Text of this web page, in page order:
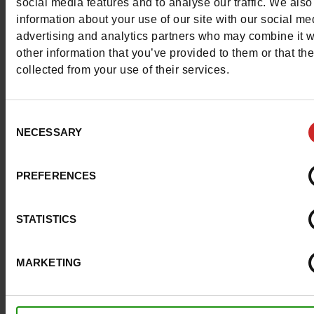
social media features and to analyse our traffic. We
information about your use of our site with our social
advertising and analytics partners who may combine it
other information that you’ve provided to them or that
collected from your use of their services.
Selection
NECESSARY
PREFERENCES
STATISTICS
MARKETING
Breedte van de Raad normal
Waterbestendig Neen
Eco-score B
Heel shape
Uitneembare zool
Maatadvies
Neem je